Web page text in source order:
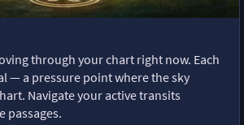
through your chart right now. Each
— a pressure point where the sky
Navigate your active transits
passages.